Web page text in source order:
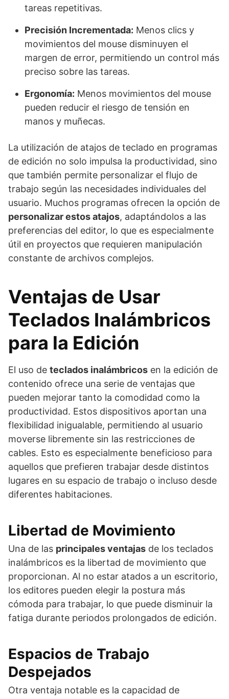
tareas repetitivas.
Precisión Incrementada: Menos clics y
movimientos del mouse disminuyen el
margen de error, permitiendo un control más
preciso sobre las tareas.
Ergonomía: Menos movimientos del mouse
pueden reducir el riesgo de tensión en
manos y muñecas.
La utilización de atajos de teclado en programas
de edición no solo impulsa la productividad, sino
que también permite personalizar el flujo de
trabajo según las necesidades individuales del
usuario. Muchos programas ofrecen la opción de
personalizar estos atajos, adaptándolos a las
preferencias del editor, lo que es especialmente
útil en proyectos que requieren manipulación
constante de archivos complejos.
Ventajas de Usar
Teclados Inalámbricos
para la Edición
El uso de teclados inalámbricos en la edición de
contenido ofrece una serie de ventajas que
pueden mejorar tanto la comodidad como la
productividad. Estos dispositivos aportan una
flexibilidad inigualable, permitiendo al usuario
moverse libremente sin las restricciones de
cables. Esto es especialmente beneficioso para
aquellos que prefieren trabajar desde distintos
lugares en su espacio de trabajo o incluso desde
diferentes habitaciones.
Libertad de Movimiento
Una de las principales ventajas de los teclados
inalámbricos es la libertad de movimiento que
proporcionan. Al no estar atados a un escritorio,
los editores pueden elegir la postura más
cómoda para trabajar, lo que puede disminuir la
fatiga durante periodos prolongados de edición.
Espacios de Trabajo
Despejados
Otra ventaja notable es la capacidad de